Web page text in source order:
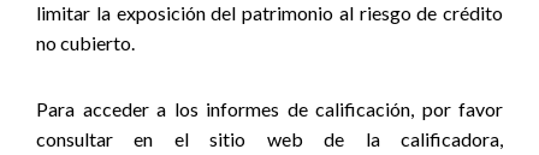
limitar la exposición del patrimonio al riesgo de crédito
no cubierto.
Para acceder a los informes de calificación, por favor
consultar en el sitio web de la calificadora,